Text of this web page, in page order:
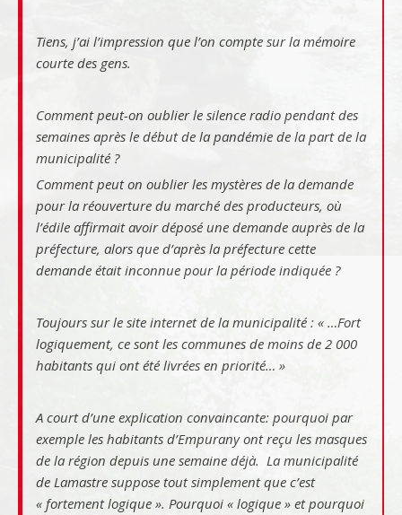
Tiens, j’ai l’impression que l’on compte sur la mémoire
courte des gens.
Comment peut-on oublier le silence radio pendant des
semaines après le début de la pandémie de la part de la
municipalité ?
Comment peut on oublier les mystères de la demande
pour la réouverture du marché des producteurs, où
l’édile affirmait avoir déposé une demande auprès de la
préfecture, alors que d’après la préfecture cette
demande était inconnue pour la période indiquée ?
Toujours sur le site internet de la municipalité : « …Fort
logiquement, ce sont les communes de moins de 2 000
habitants qui ont été livrées en priorité… »
A court d’une explication convaincante: pourquoi par
exemple les habitants d’Empurany ont reçu les masques
de la région depuis une semaine déjà. La municipalité
de Lamastre suppose tout simplement que c’est
« fortement logique ». Pourquoi « logique » et pourquoi